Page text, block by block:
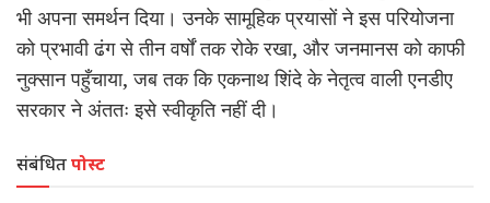
भी अपना समर्थन दिया। उनके सामूहिक प्रयासों ने इस परियोजना
को प्रभावी ढंग से तीन वर्षों तक रोके रखा, और जनमानस को काफी
नुक्सान पहुँचाया, जब तक कि एकनाथ शिंदे के नेतृत्व वाली एनडीए
सरकार ने अंततः इसे स्वीकृति नहीं दी।
संबंधितपोस्ट